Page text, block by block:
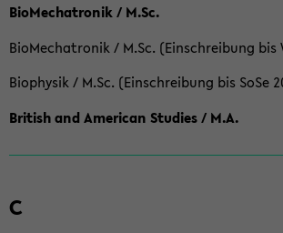
BioMechatronik / M.Sc.
BioMechatronik / M.Sc. (Einschreibung bis
Biophysik / M.Sc. (Einschreibung bis SoSe
British and American Studies / M.A.
C